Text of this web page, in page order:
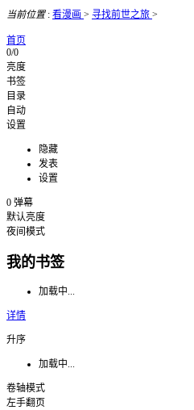
当前位置: 看漫画 > 寻找前世之旅 >
首页
0/0
亮度
书签
目录
自动
设置
隐藏
发表
设置
0 弹幕
默认亮度
夜间模式
我的书签
加载中...
详情
升序
加载中...
卷轴模式
左手翻页